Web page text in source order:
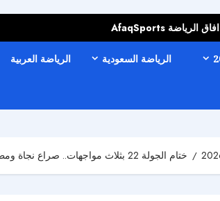
افاق الرياضة AfaqSports
الرياضة السعودية الرياضة العربية
ختام الجولة 22 بثلاث مواجهات.. صراع نجاة ومطاردة قمة